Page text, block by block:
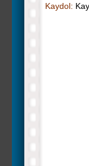
Kaydol: